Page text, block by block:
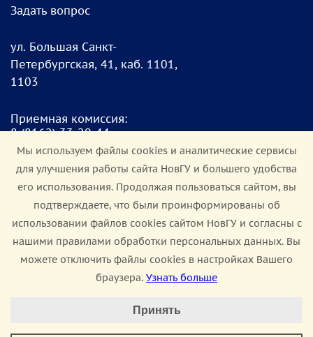
Задать вопрос
ул. Большая Санкт-
Петербургская, 41, каб. 1101,
1103
Приемная комиссия:
8(8162) 33-20-44
pk@novsu.ru
Чат для абитуриентов:
https://clc.li/Terrt
Мы в соцсетях:
Сведения об образовательной организации
Мы используем файлы cookies и аналитические сервисы
для улучшения работы сайта НовГУ и большего удобства
его использования. Продолжая пользоваться сайтом, вы
подтверждаете, что были проинформированы об
использовании файлов cookies сайтом НовГУ и согласны с
нашими правилами обработки персональных данных. Вы
можете отключить файлы cookies в настройках Вашего
браузера. Узнать больше
Минимальные
Принять